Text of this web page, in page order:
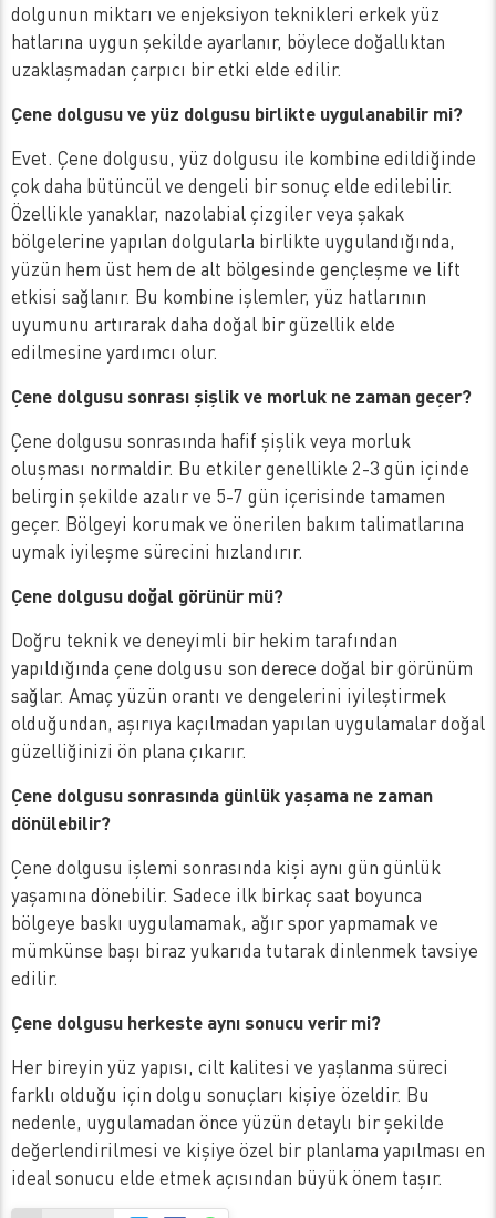
dolgunun miktarı ve enjeksiyon teknikleri erkek yüz
hatlarına uygun şekilde ayarlanır, böylece doğallıktan
uzaklaşmadan çarpıcı bir etki elde edilir.
Çene dolgusu ve yüz dolgusu birlikte uygulanabilir mi?
Evet. Çene dolgusu, yüz dolgusu ile kombine edildiğinde
çok daha bütüncül ve dengeli bir sonuç elde edilebilir.
Özellikle yanaklar, nazolabial çizgiler veya şakak
bölgelerine yapılan dolgularla birlikte uygulandığında,
yüzün hem üst hem de alt bölgesinde gençleşme ve lift
etkisi sağlanır. Bu kombine işlemler, yüz hatlarının
uyumunu artırarak daha doğal bir güzellik elde
edilmesine yardımcı olur.
Çene dolgusu sonrası şişlik ve morluk ne zaman geçer?
Çene dolgusu sonrasında hafif şişlik veya morluk
oluşması normaldir. Bu etkiler genellikle 2-3 gün içinde
belirgin şekilde azalır ve 5-7 gün içerisinde tamamen
geçer. Bölgeyi korumak ve önerilen bakım talimatlarına
uymak iyileşme sürecini hızlandırır.
Çene dolgusu doğal görünür mü?
Doğru teknik ve deneyimli bir hekim tarafından
yapıldığında çene dolgusu son derece doğal bir görünüm
sağlar. Amaç yüzün orantı ve dengelerini iyileştirmek
olduğundan, aşırıya kaçılmadan yapılan uygulamalar doğal
güzelliğinizi ön plana çıkarır.
Çene dolgusu sonrasında günlük yaşama ne zaman
dönülebilir?
Çene dolgusu işlemi sonrasında kişi aynı gün günlük
yaşamına dönebilir. Sadece ilk birkaç saat boyunca
bölgeye baskı uygulamamak, ağır spor yapmamak ve
mümkünse başı biraz yukarıda tutarak dinlenmek tavsiye
edilir.
Çene dolgusu herkeste aynı sonucu verir mi?
Her bireyin yüz yapısı, cilt kalitesi ve yaşlanma süreci
farklı olduğu için dolgu sonuçları kişiye özeldir. Bu
nedenle, uygulamadan önce yüzün detaylı bir şekilde
değerlendirilmesi ve kişiye özel bir planlama yapılması en
ideal sonucu elde etmek açısından büyük önem taşır.